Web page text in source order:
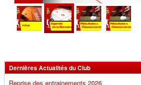
Dernières Actualités du Club
Reprise des entrainements 2026